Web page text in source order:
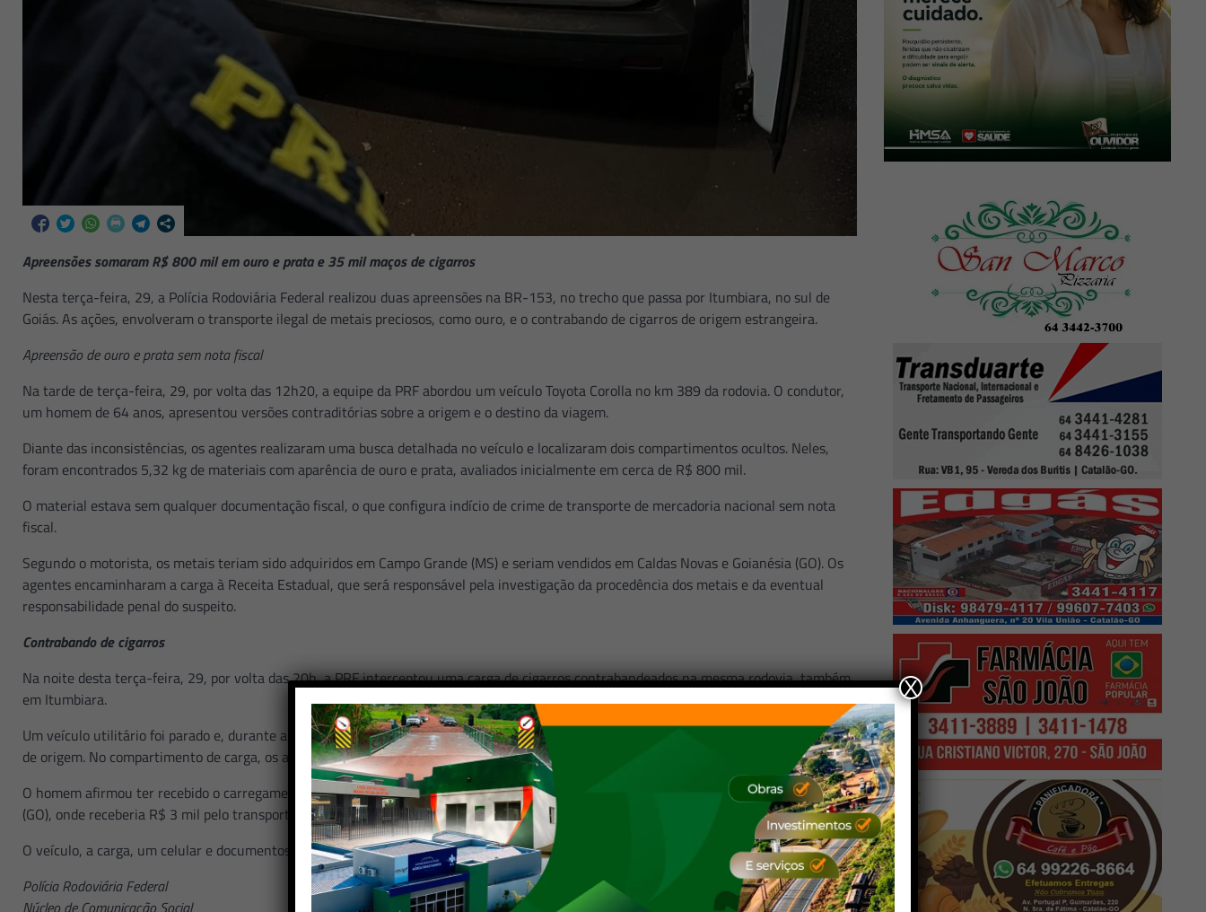
Apreensões somaram R$ 800 mil em ouro e prata e 35 mil maços de cigarros
Nesta terça-feira, 29, a Polícia Rodoviária Federal realizou duas apreensões na BR-153, no trecho que passa por Itumbiara, no sul de
Goiás. As ações, envolveram o transporte ilegal de metais preciosos, como ouro, e o contrabando de cigarros de origem estrangeira.
Apreensão de ouro e prata sem nota fiscal
Na tarde de terça-feira, 29, por volta das 12h20, a equipe da PRF abordou um veículo Toyota Corolla no km 389 da rodovia. O condutor,
um homem de 64 anos, apresentou versões contraditórias sobre a origem e o destino da viagem.
Diante das inconsistências, os agentes realizaram uma busca detalhada no veículo e localizaram dois compartimentos ocultos. Neles,
foram encontrados 5,32 kg de materiais com aparência de ouro e prata, avaliados inicialmente em cerca de R$ 800 mil.
O material estava sem qualquer documentação fiscal, o que configura indício de crime de transporte de mercadoria nacional sem nota
fiscal.
Segundo o motorista, os metais teriam sido adquiridos em Campo Grande (MS) e seriam vendidos em Caldas Novas e Goianésia (GO). Os
agentes encaminharam a carga à Receita Estadual, que será responsável pela investigação da procedência dos metais e da eventual
responsabilidade penal do suspeito.
Contrabando de cigarros
Na noite desta terça-feira, 29, por volta das 20h, a PRF interceptou uma carga de cigarros contrabandeados na mesma rodovia, também
em Itumbiara.
Um veículo utilitário foi parado e, durante a abordagem, o condutor, de 39 anos, admitiu estar transportando cigarros sem documentação
de origem. No compartimento de carga, os agentes encontraram cerca de 35 mil maços de origem estrangeira.
O homem afirmou ter recebido o carregamento no estado do Paraná, sem saber especificar a cidade, e que faria a entrega em Rio Verde
(GO), onde receberia R$ 3 mil pelo transporte.
O veículo, a carga, um celular e documentos foram levados à sede da Polícia Federal em Goiânia para os procedimentos legais.
Polícia Rodoviária Federal
X